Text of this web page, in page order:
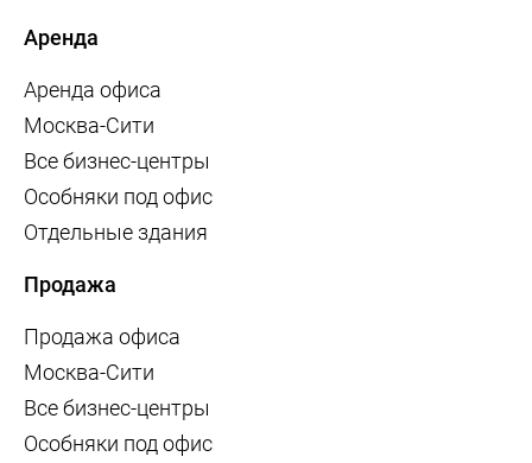
Аренда
Аренда офиса
Москва-Сити
Все бизнес-центры
Особняки под офис
Отдельные здания
Продажа
Продажа офиса
Москва-Сити
Все бизнес-центры
Особняки под офис